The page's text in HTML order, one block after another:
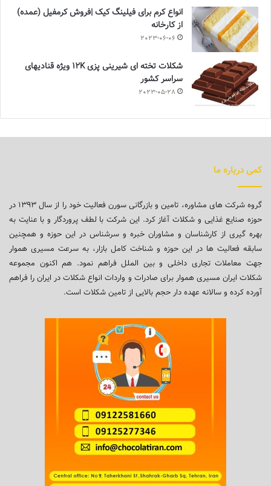
انواع کرم برای فیلینگ کیک |فروش کرمفیل (عمده)
از کارخانه
2023-06-06
شکلات تخته ای شیرینی پزی 12K ویژه قنادیهای
سراسر کشور
2023-05-28
کمی درباره ما
گروه شرکت های مشاوره، تامین و بازرگانی سورن فعالیت خود را از سال ۱۳۹۳ در
حوزه صنایع غذایی و شکلات آغاز کرد. این شرکت با لطف پروردگار و با عنایت به
بهره گیری از کارشناسان و مشاوران خبره و سرشناس در این حوزه و همچنین
سابقه فعالیت ها در این حوزه و شناخت کامل بازار، به سرعت مسیری هموار
جهت معاملات تجاری داخلی و بین الملل فراهم نمود. هم اکنون مجموعه
شکلات ایران مسیری هموار برای صادرات و واردات انواع شکلات در ایران را فراهم
آورده کرده و سالانه عهده دار حجم بالایی از تامین شکلات است.